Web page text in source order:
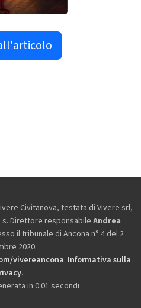
Civitanova, testata di Vivere srl,
Direttore responsabile Andrea
il tribunale di Ancona n° 4 del 2
2020.
vivereancona. Informativa sulla
.
in 0.01 secondi